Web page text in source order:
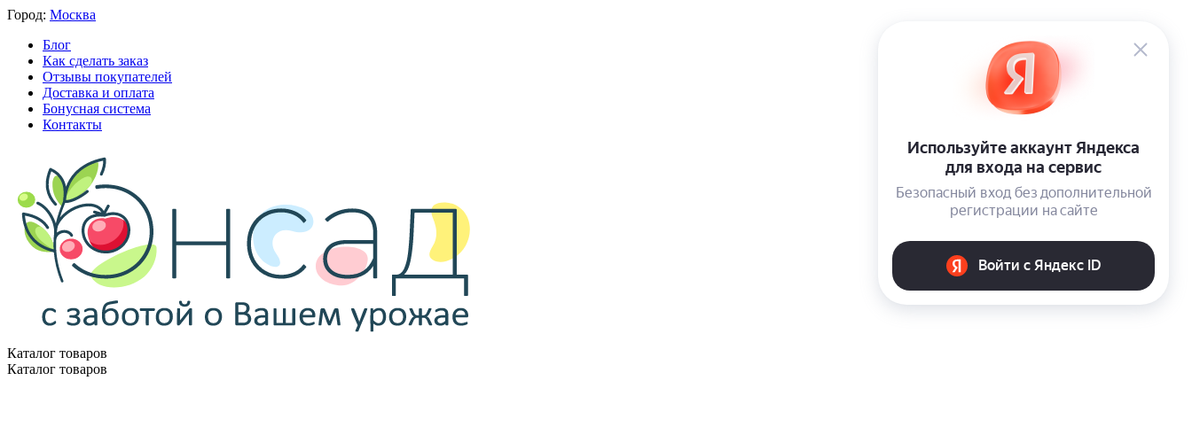
Город: Москва
Блог
Как сделать заказ
Отзывы покупателей
Доставка и оплата
Бонусная система
Контакты
Каталог товаров
Каталог товаров